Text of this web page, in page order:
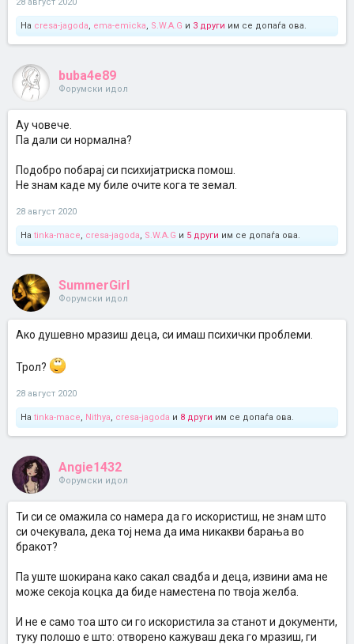
На cresa-jagoda, ema-emicka, S.W.A.G и 3 други им се допаѓа ова.
buba4e89
Форумски идол
Ау човече.
Па дали си нормална?
Подобро побарај си психијатриска помош.
Не знам каде му биле очите кога те земал.
28 август 2020
На tinka-mace, cresa-jagoda, S.W.A.G и 5 други им се допаѓа ова.
SummerGirl
Форумски идол
Ако душевно мразиш деца, си имаш психички проблеми.
Трол?
28 август 2020
На tinka-mace, Nithya, cresa-jagoda и 8 други им се допаѓа ова.
Angie1432
Форумски идол
Ти си се омажила со намера да го искористиш, не знам што
си очекувала, дека тој нема да има никакви барања во
бракот?
Па уште шокирана како сакал свадба и деца, извини ама не
може секоја коцка да биде наместена по твоја желба.
И не е само тоа што си го искористила за станот и документи,
туку полошо е што: отворено кажуваш дека го мразиш, ги